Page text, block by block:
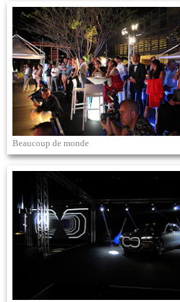
Beaucoup de monde